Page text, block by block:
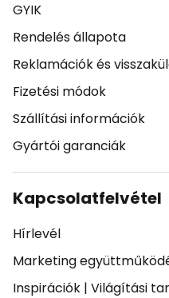
GYIK
Rendelés állapota
Reklamációk és
Fizetési módok
Szállítási információk
Gyártói garanciák
Kapcsolatfelvétel
Hírlevél
Marketing
Inspirációk | Világítási